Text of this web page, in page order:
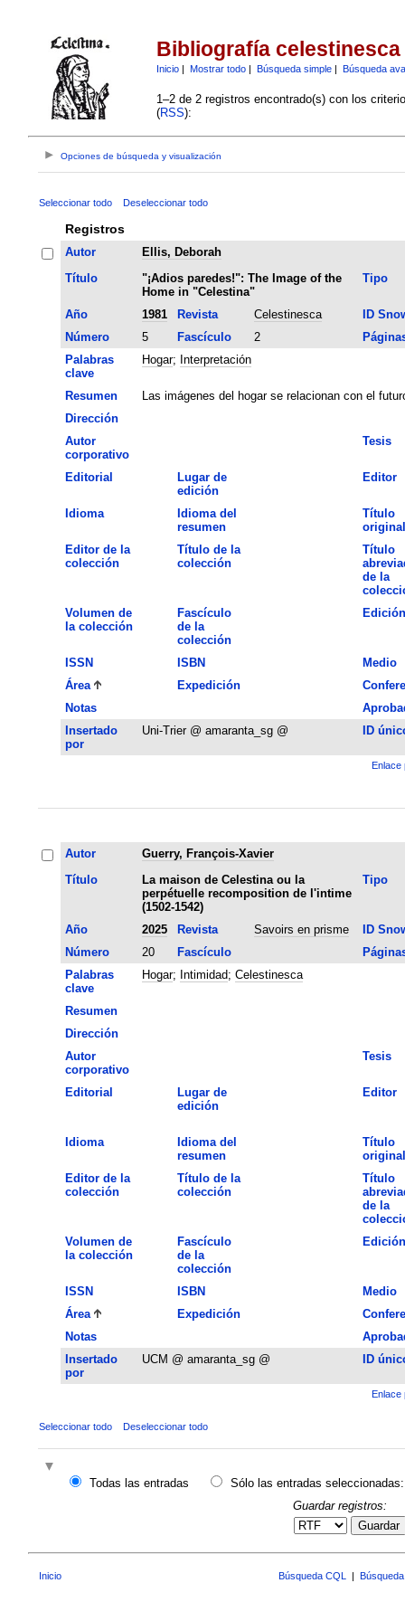
Bibliografía celestinesca
Inicio| Mostrar todo| Búsqueda simple| Búsqueda
1–2 de 2 registros encontrado(s) con los
(RSS):
Opciones de búsqueda y visualización
Seleccionar todo Deseleccionar todo
Registros
Autor
Ellis, Deborah
Título
"¡Adios paredes!": The Image of the
Home in "Celestina"
Tipo
Año 1981 Revista Celestinesca
ID
Número
5 Fascículo 2
Palabras
clave
Hogar; Interpretación
Resumen
Las imágenes del hogar se relacionan con el
Dirección
Autor
corporativo
Tesis
Editorial
Lugar de
edición
Editor
Idioma
Idioma del
resumen
Título
original
Editor de la
colección
Título de la
colección
Título
de la
Volumen de
la colección
Fascículo
de la
colección
Edición
ISSN ISBN
Medio
Área
Expedición
Notas
Insertado
por
Uni-Trier @ amaranta_sg @ ID
Enlace
Autor
Guerry, François-Xavier
Título
La maison de Celestina ou la
perpétuelle recomposition de l'intime
(1502-1542)
Tipo
Año 2025 Revista Savoirs en prisme
ID
Número
20 Fascículo
Palabras
clave
Hogar; Intimidad; Celestinesca
Resumen
Dirección
Autor
corporativo
Tesis
Editorial
Lugar de
edición
Editor
Idioma
Idioma del
resumen
Título
original
Editor de la
colección
Título de la
colección
Título
de la
Volumen de
la colección
Fascículo
de la
colección
Edición
ISSN ISBN
Medio
Área
Expedición
Notas
Insertado
por
UCM @ amaranta_sg @ ID
Enlace
Seleccionar todo Deseleccionar todo
Todas las entradas
Sólo las entradas seleccionadas:
Guardar registros:
Guardar
Inicio Búsqueda CQL